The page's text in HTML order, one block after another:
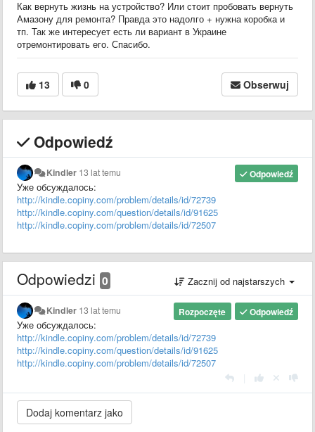
Как вернуть жизнь на устройство? Или стоит пробовать вернуть
Амазону для ремонта? Правда это надолго + нужна коробка и
тп. Так же интересует есть ли вариант в Украине
отремонтировать его. Спасибо.
13 0 Obserwuj
Odpowiedź
Odpowiedź
Kindler 13 lat temu
Уже обсуждалось:
http://kindle.copiny.com/problem/details/id/72739
http://kindle.copiny.com/question/details/id/91625
http://kindle.copiny.com/problem/details/id/72507
Odpowiedzi 0 Zacznij od najstarszych
Odpowiedź
Rozpoczęte
Kindler 13 lat temu
Уже обсуждалось:
http://kindle.copiny.com/problem/details/id/72739
http://kindle.copiny.com/question/details/id/91625
http://kindle.copiny.com/problem/details/id/72507